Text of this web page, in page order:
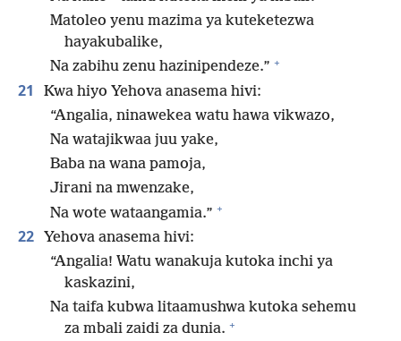
Matoleo yenu mazima ya kuteketezwa
hayakubalike,
Na zabihu zenu hazinipendeze.” +
21
Kwa hiyo Yehova anasema hivi:
“Angalia, ninawekea watu hawa vikwazo,
Na watajikwaa juu yake,
Baba na wana pamoja,
Jirani na mwenzake,
Na wote wataangamia.” +
22 Yehova anasema hivi:
“Angalia! Watu wanakuja kutoka inchi ya
kaskazini,
Na taifa kubwa litaamushwa kutoka sehemu
za mbali zaidi za dunia. +